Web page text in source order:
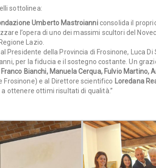
sottolinea:
Umberto Mastroianniconsolida il
l’opera di uno dei massimi scultori del
Lazio.
Presidente della Provincia di Frosinone, Luca
per la fiducia e il sostegno costante. Un
Franco Bianchi, Manuela Cerqua, Fulvio Martino,
Frosinone) e al Direttore scientifico Loredana
ottenere ottimi risultati di qualità.”